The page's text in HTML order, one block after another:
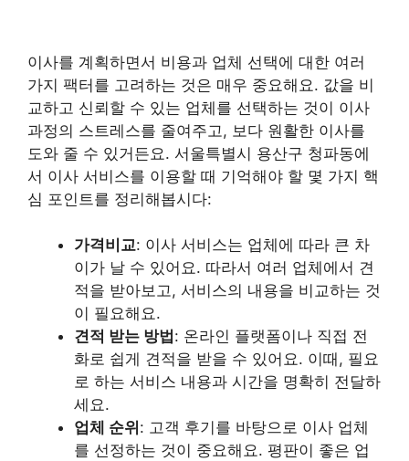
이사를 계획하면서 비용과 업체 선택에 대한 여러
가지 팩터를 고려하는 것은 매우 중요해요. 값을 비
교하고 신뢰할 수 있는 업체를 선택하는 것이 이사
과정의 스트레스를 줄여주고, 보다 원활한 이사를
도와 줄 수 있거든요. 서울특별시 용산구 청파동에
서 이사 서비스를 이용할 때 기억해야 할 몇 가지 핵
심 포인트를 정리해봅시다:
가격비교: 이사 서비스는 업체에 따라 큰 차
이가 날 수 있어요. 따라서 여러 업체에서 견
적을 받아보고, 서비스의 내용을 비교하는 것
이 필요해요.
견적 받는 방법 : 온라인 플랫폼이나 직접 전
화로 쉽게 견적을 받을 수 있어요. 이때, 필요
로 하는 서비스 내용과 시간을 명확히 전달하
세요.
업체 순위 : 고객 후기를 바탕으로 이사 업체
를 선정하는 것이 중요해요. 평판이 좋은 업